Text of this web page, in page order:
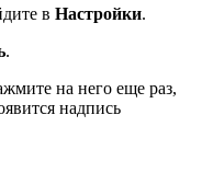
в Настройки.
.
на него еще раз,
надпись